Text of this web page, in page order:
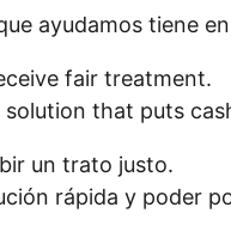
ayudamos tiene
fair treatment.
solution that puts
un trato justo.
rápida y poder